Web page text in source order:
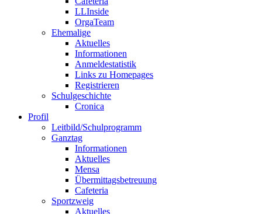
LLInside
OrgaTeam
Ehemalige
Aktuelles
Informationen
Anmeldestatistik
Links zu Homepages
Registrieren
Schulgeschichte
Cronica
Profil
Leitbild/Schulprogramm
Ganztag
Informationen
Aktuelles
Mensa
Übermittagsbetreuung
Cafeteria
Sportzweig
Aktuelles